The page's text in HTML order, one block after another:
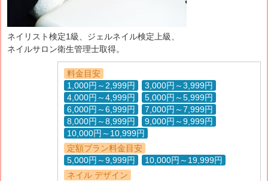
ネイリスト検定1級、ジェルネイル検定上級、
ネイルサロン衛生管理士取得。
料金目安
1,000円～2,999円
3,000円～3,999円
4,000円～4,999円
5,000円～5,999円
6,000円～6,999円
7,000円～7,999円
8,000円～8,999円
9,000円～9,999円
10,000円～10,999円
定額プラン料金目安
5,000円～9,999円
10,000円～19,999円
ネイル デザイン